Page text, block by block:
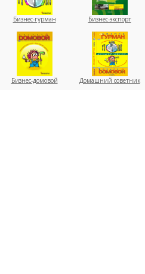
Бизнес-гурман Бизнес-экспорт
Бизнес-домовой Домашний советник